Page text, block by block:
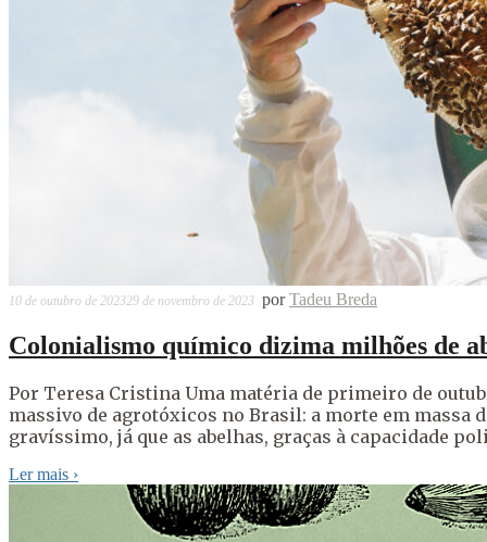
10 de outubro de 202329 de novembro de 2023 porTadeu Breda
Colonialismo químico dizima milhões de
Por Teresa Cristina Uma matéria de primeiro de
massivo de agrotóxicos no Brasil: a morte em massa
gravíssimo, já que as abelhas, graças à capacidade
Ler mais ›